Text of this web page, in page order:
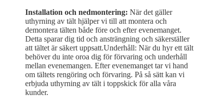
Installation och nedmontering: När det gäller
uthyrning av tält hjälper vi till att montera och
demontera tälten både före och efter evenemanget.
Detta sparar dig tid och ansträngning och säkerställer
att tältet är säkert uppsatt.Underhåll: När du hyr ett tält
behöver du inte oroa dig för förvaring och underhåll
mellan evenemangen. Efter evenemanget tar vi hand
om tältets rengöring och förvaring. På så sätt kan vi
erbjuda uthyrning av tält i toppskick för alla våra
kunder.